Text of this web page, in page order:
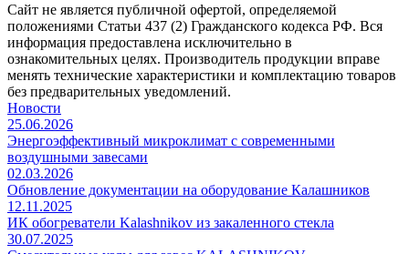
Сайт не является публичной офертой, определяемой
положениями Статьи 437 (2) Гражданского кодекса РФ. Вся
информация предоставлена исключительно в
ознакомительных целях. Производитель продукции вправе
менять технические характеристики и комплектацию товаров
без предварительных уведомлений.
Новости
25.06.2026
Энергоэффективный микроклимат с современными
воздушными завесами
02.03.2026
Обновление документации на оборудование Калашников
12.11.2025
ИК обогреватели Kalashnikov из закаленного стекла
30.07.2025